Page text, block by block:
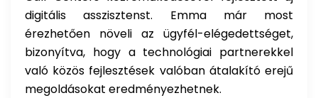
digitális asszisztenst. Emma már most
érezhetően növeli az ügyfél-elégedettséget,
bizonyítva, hogy a technológiai partnerekkel
való közös fejlesztések valóban átalakító erejű
megoldásokat eredményezhetnek.